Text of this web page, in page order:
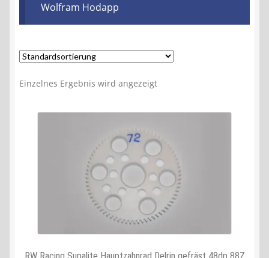
Wolfram Hodapp
Einzelnes Ergebnis wird angezeigt